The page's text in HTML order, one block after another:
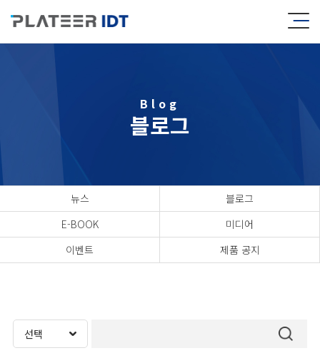
Blog
블로그
뉴스
블로그
E-BOOK
미디어
이벤트
제품 공지